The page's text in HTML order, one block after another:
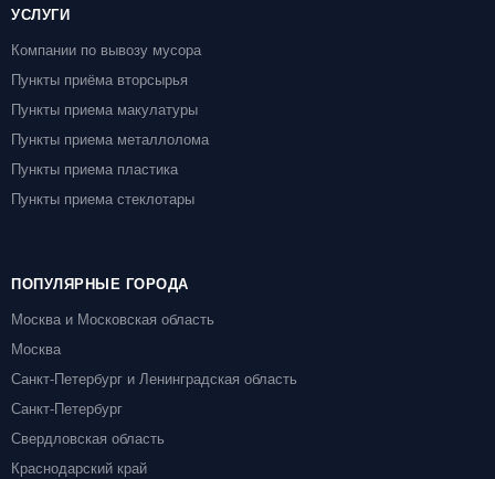
УСЛУГИ
Компании по вывозу мусора
Пункты приёма вторсырья
Пункты приема макулатуры
Пункты приема металлолома
Пункты приема пластика
Пункты приема стеклотары
ПОПУЛЯРНЫЕ ГОРОДА
Москва и Московская область
Москва
Санкт-Петербург и Ленинградская область
Санкт-Петербург
Свердловская область
Краснодарский край